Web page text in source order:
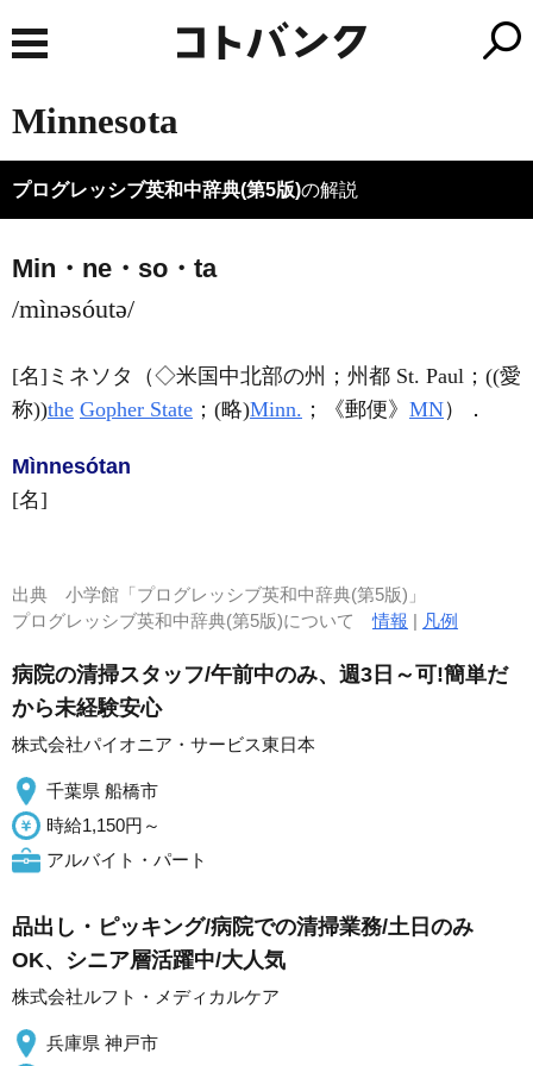
Minnesota
プログレッシブ英和中辞典(第5版)の解説
Min・ne・so・ta
/mìnəsóutə/
[名] ミネソタ（◇米国中北部の州；州都 St. Paul；((愛
称))the Gopher State ； (略)Minn. ； 《郵便》 MN） ．
Mìnnesótan
[名]
出典 小学館「プログレッシブ英和中辞典(第5版)」
プログレッシブ英和中辞典(第5版)について情報 | 凡例
病院の清掃スタッフ/午前中のみ、週3日～可!簡単だ
から未経験安心
株式会社パイオニア・サービス東日本
千葉県 船橋市
時給1,150円～
アルバイト・パート
品出し・ピッキング/病院での清掃業務/土日のみ
OK、シニア層活躍中/大人気
株式会社ルフト・メディカルケア
兵庫県 神戸市